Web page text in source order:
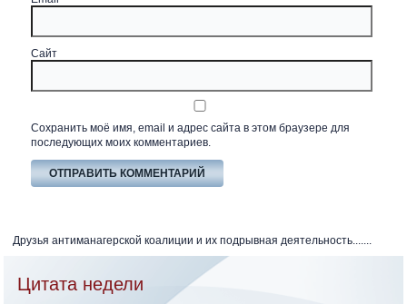
Сайт
Сохранить моё имя, email и адрес сайта в этом браузере для
последующих моих комментариев.
Друзья антиманагерской коалиции и их подрывная деятельность.......
Цитата недели